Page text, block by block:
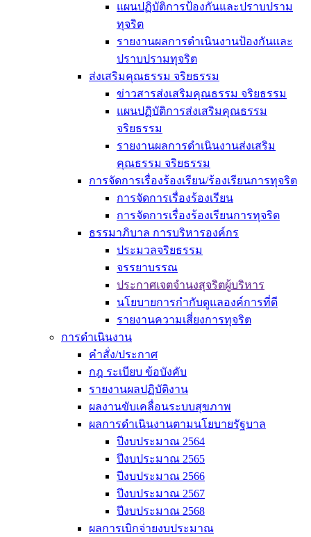
แผนปฏิบัติการป้องกันและปราบปราม
ทุจริต
รายงานผลการดำเนินงานป้องกันและ
ปราบปรามทุจริต
ส่งเสริมคุณธรรม จริยธรรม
ข่าวสารส่งเสริมคุณธรรม จริยธรรม
แผนปฏิบัติการส่งเสริมคุณธรรม
จริยธรรม
รายงานผลการดำเนินงานส่งเสริม
คุณธรรม จริยธรรม
การจัดการเรื่องร้องเรียน/ร้องเรียนการทุจริต
การจัดการเรื่องร้องเรียน
การจัดการเรื่องร้องเรียนการทุจริต
ธรรมาภิบาล การบริหารองค์กร
ประมวลจริยธรรม
จรรยาบรรณ
ประกาศเจตจำนงสุจริตผู้บริหาร
นโยบายการกำกับดูแลองค์การที่ดี
รายงานความเสี่ยงการทุจริต
การดำเนินงาน
คำสั่ง/ประกาศ
กฎ ระเบียบ ข้อบังคับ
รายงานผลปฏิบัติงาน
ผลงานขับเคลื่อนระบบสุขภาพ
ผลการดำเนินงานตามนโยบายรัฐบาล
ปีงบประมาณ 2564
ปีงบประมาณ 2565
ปีงบประมาณ 2566
ปีงบประมาณ 2567
ปีงบประมาณ 2568
ผลการเบิกจ่ายงบประมาณ